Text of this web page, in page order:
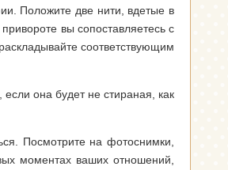
Положите две нити, вдетые в
вы сопоставляетесь с
соответствующим
она будет не стираная, как
Посмотрите на фотоснимки,
моментах ваших отношений,